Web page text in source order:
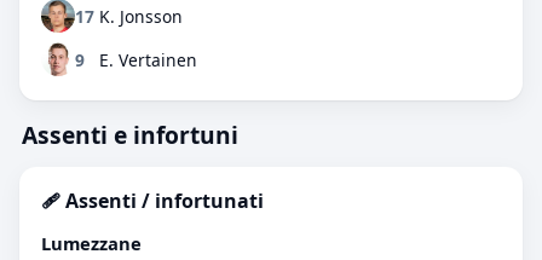
17 K. Jonsson
9
E. Vertainen
Assenti e infortuni
🩹 Assenti / infortunati
Lumezzane